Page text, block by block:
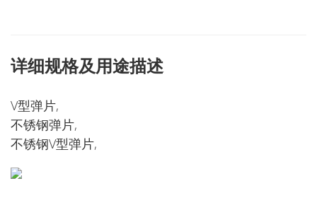
详细规格及用途描述
V型弹片,
不锈钢弹片,
不锈钢V型弹片,